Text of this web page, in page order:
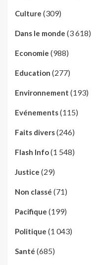
Culture (309)
Dans le monde (3 618)
Economie (988)
Education (277)
Environnement (193)
Evénements(115)
Faits divers(246)
Flash Info(1 548)
Justice (29)
Non classé (71)
Pacifique (199)
Politique (1 043)
Santé (685)